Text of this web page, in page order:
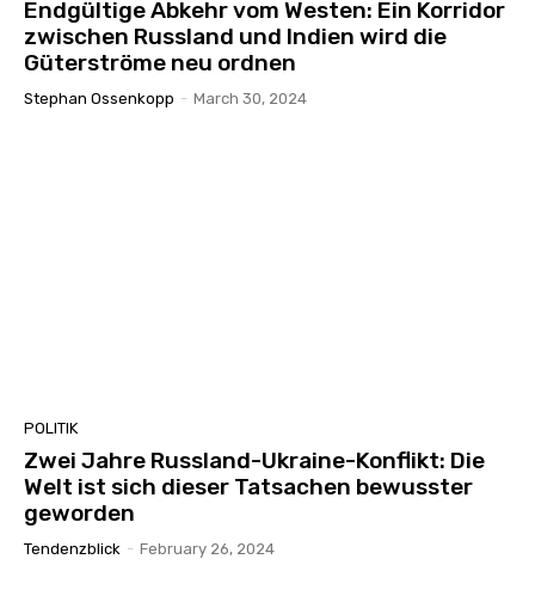
Endgültige Abkehr vom Westen: Ein Korridor
zwischen Russland und Indien wird die
Güterströme neu ordnen
Stephan Ossenkopp - March 30, 2024
POLITIK
Zwei Jahre Russland-Ukraine-Konflikt: Die
Welt ist sich dieser Tatsachen bewusster
geworden
Tendenzblick - February 26, 2024